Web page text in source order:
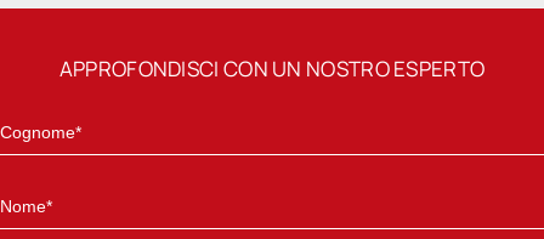
APPROFONDISCI CON UN NOSTRO ESPERTO